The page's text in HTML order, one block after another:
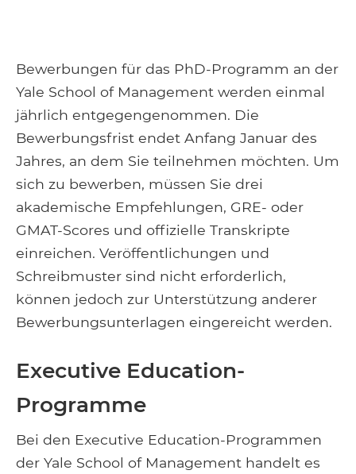
Bewerbungen für das PhD-Programm an der
Yale School of Management werden einmal
jährlich entgegengenommen. Die
Bewerbungsfrist endet Anfang Januar des
Jahres, an dem Sie teilnehmen möchten. Um
sich zu bewerben, müssen Sie drei
akademische Empfehlungen, GRE- oder
GMAT-Scores und offizielle Transkripte
einreichen. Veröffentlichungen und
Schreibmuster sind nicht erforderlich,
können jedoch zur Unterstützung anderer
Bewerbungsunterlagen eingereicht werden.
Executive Education-
Programme
Bei den Executive Education-Programmen
der Yale School of Management handelt es